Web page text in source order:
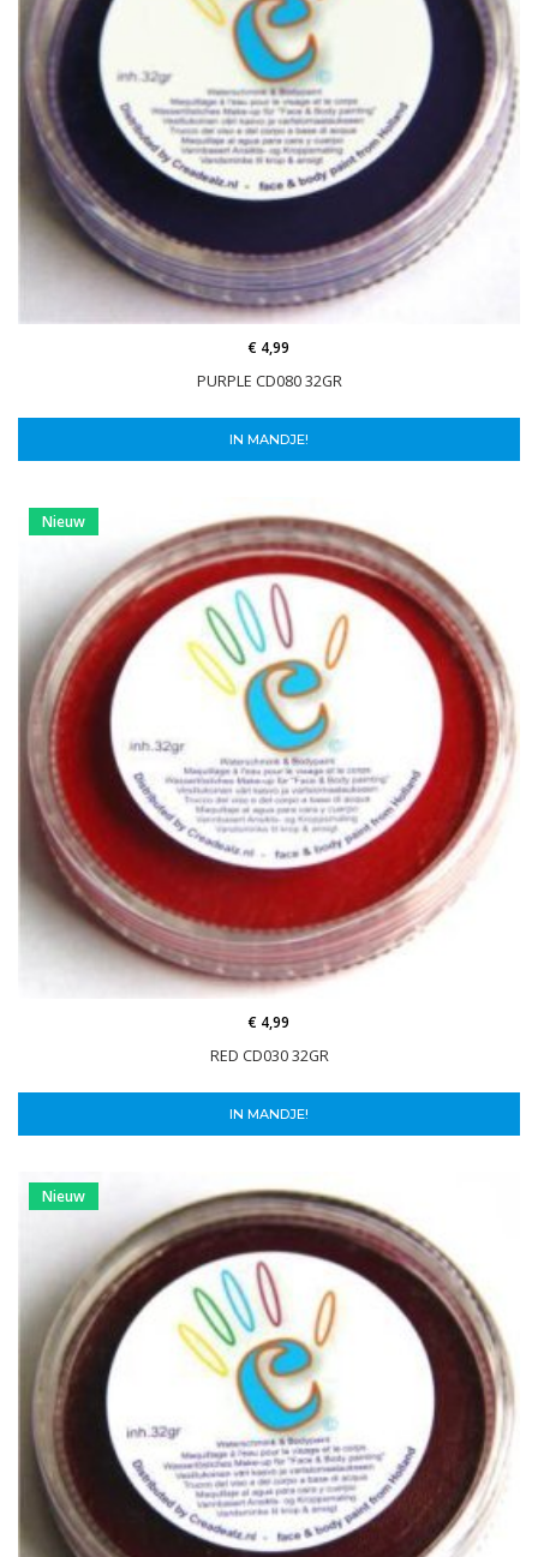
PURPLE CD080 32GR
€ 4,99
IN MANDJE!
Nieuw
RED CD030 32GR
€ 4,99
IN MANDJE!
Nieuw